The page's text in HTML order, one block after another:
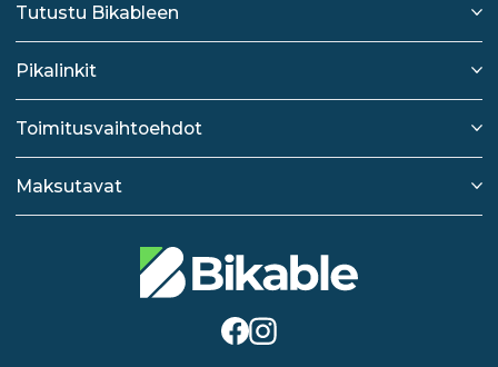
Tutustu Bikableen
Pikalinkit
Toimitusvaihtoehdot
Maksutavat